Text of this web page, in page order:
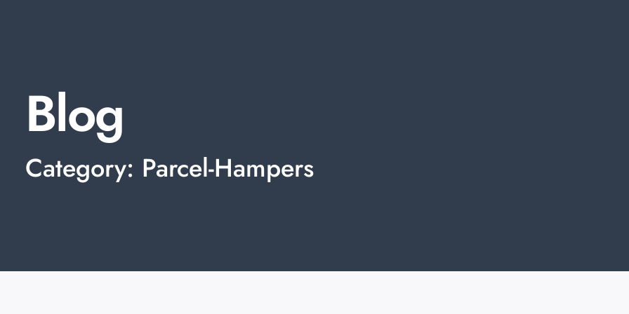
Blog
Category: Parcel-Hampers